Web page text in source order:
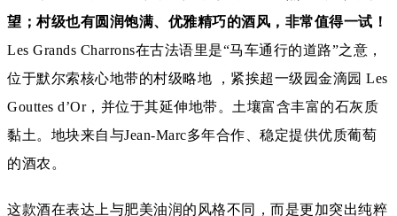
望；村级也有圆润饱满、优雅精巧的酒风，非常值得一试！
Les Grands Charrons在古法语里是“马车通行的道路”之意，
位于默尔索核心地带的村级略地 ，紧挨超一级园金滴园 Les
Gouttes d’Or，并位于其延伸地带。土壤富含丰富的石灰质
黏土。地块来自与Jean-Marc多年合作、稳定提供优质葡萄
的酒农。
这款酒在表达上与肥美油润的风格不同，而是更加突出纯粹